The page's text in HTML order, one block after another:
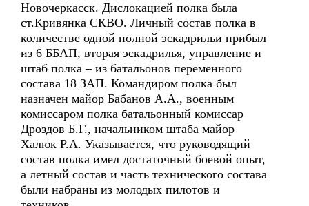
Новочеркасск. Дислокацией полка была
ст.Кривянка СКВО. Личный состав полка в
количестве одной полной эскадрильи прибыл
из 6 ББАП, вторая эскадрилья, управление и
штаб полка – из батальонов переменного
состава 18 ЗАП. Командиром полка был
назначен майор Бабанов А.А., военным
комиссаром полка батальонный комиссар
Дроздов Б.Г., начальником штаба майор
Халюк Р.А. Указывается, что руководящий
состав полка имел достаточный боевой опыт,
а летный состав и часть технического состава
были набраны из молодых пилотов и